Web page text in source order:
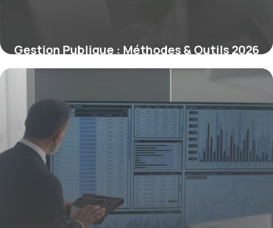
Gestion Publique : Méthodes & Outils 2026
29 juin 2026